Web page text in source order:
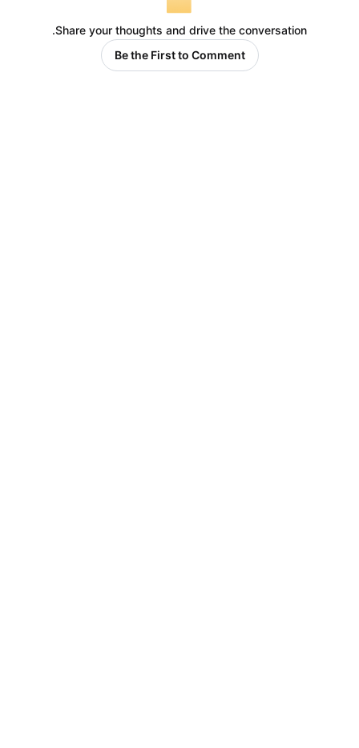
Share your thoughts and drive the conversation.
Be the First to Comment